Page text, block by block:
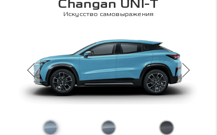
Changan UNI-T
Искусство самовыражения